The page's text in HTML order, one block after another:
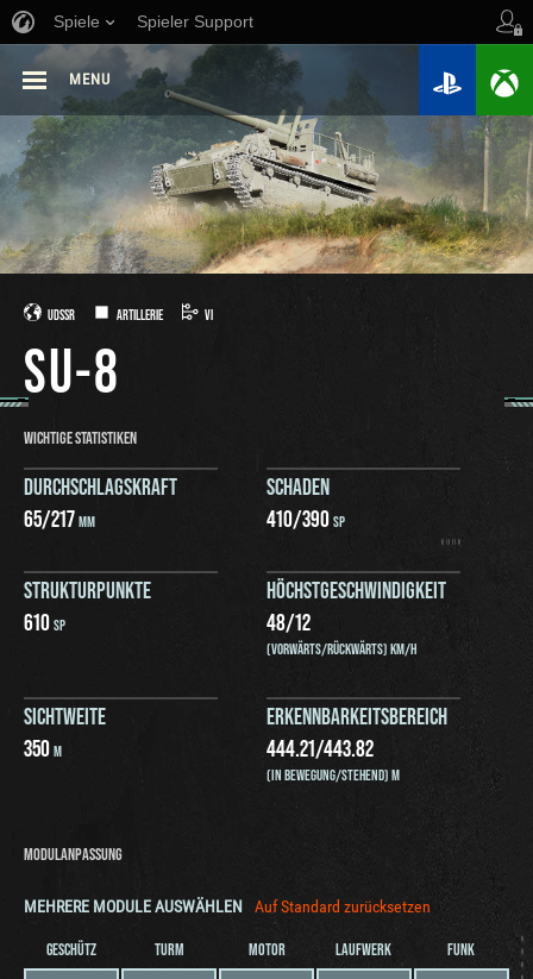
Spiele Spieler Support
MENU
UDSSR ARTILLERIE VI
SU-8
WICHTIGE STATISTIKEN
DURCHSCHLAGSKRAFT
65/217MM
SCHADEN
410/390SP
STRUKTURPUNKTE
610SP
HÖCHSTGESCHWINDIGKEIT
48/12
(VORWÄRTS/RÜCKWÄRTS) KM/H
SICHTWEITE
350M
ERKENNBARKEITSBEREICH
444.21/443.82
(IN BEWEGUNG/STEHEND) M
MODULANPASSUNG
MEHRERE MODULE AUSWÄHLEN Auf Standard zurücksetzen
GESCHÜTZ TURM MOTOR LAUFWERK FUNK